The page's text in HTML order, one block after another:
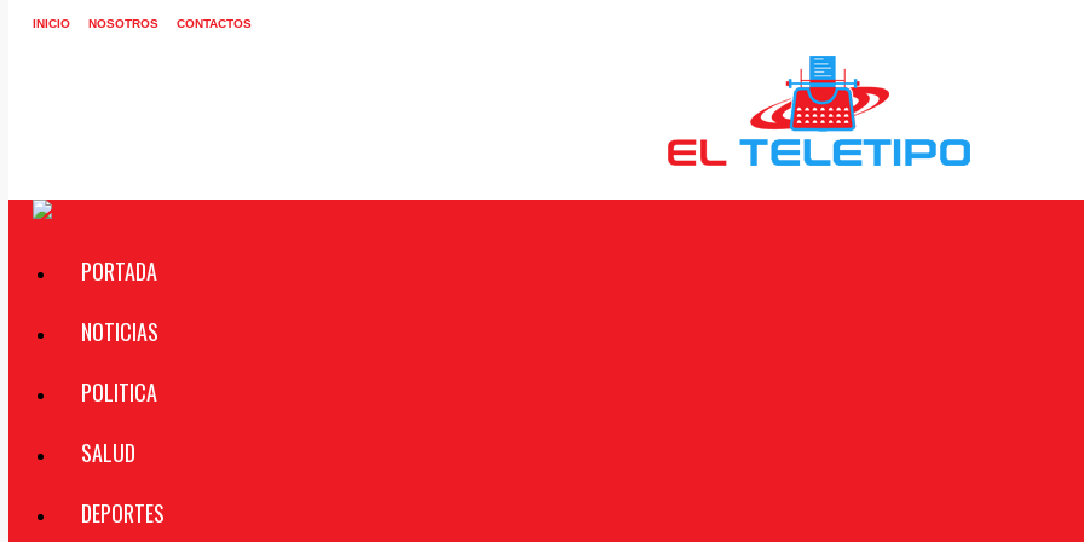
INICIO NOSOTROS CONTACTOS
PORTADA
NOTICIAS
POLITICA
SALUD
DEPORTES